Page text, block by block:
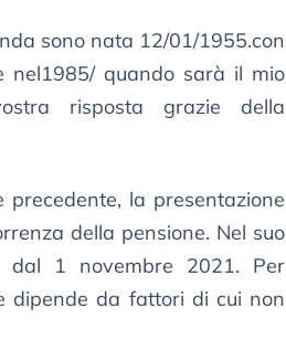
sono nata 12/01/1955.con
quando sarà il mio
risposta grazie della
la presentazione
della pensione. Nel suo
dal 1 novembre 2021. Per
dipende da fattori di cui non